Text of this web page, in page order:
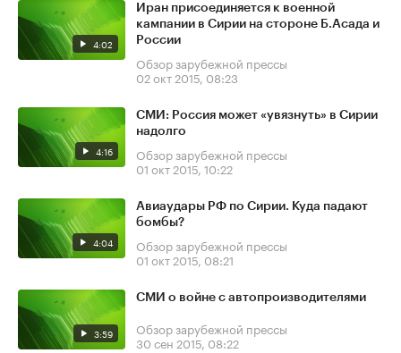
4:02
Иран присоединяется к военной
кампании в Сирии на стороне Б.Асада и
России
Обзор зарубежной прессы
02 окт 2015, 08:23
4:16
СМИ: Россия может «увязнуть» в Сирии
надолго
Обзор зарубежной прессы
01 окт 2015, 10:22
4:04
Авиаудары РФ по Сирии. Куда падают
бомбы?
Обзор зарубежной прессы
01 окт 2015, 08:21
3:59
СМИ о войне с автопроизводителями
Обзор зарубежной прессы
30 сен 2015, 08:22